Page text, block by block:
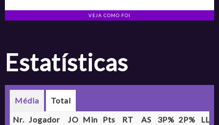
VEJA COMO FOI
Estatísticas
Média Total
Nr. Jogador JO Min Pts RT AS 3P% 2P% LL%